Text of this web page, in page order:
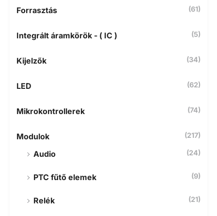
Forrasztás (61)
Integrált áramkörök - ( IC ) (5)
Kijelzők (34)
LED (62)
Mikrokontrollerek (74)
Modulok (217)
Audio (24)
PTC fűtő elemek (9)
Relék (21)